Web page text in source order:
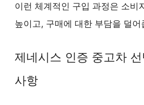
이런 체계적인 구입 과정은 소비
높이고, 구매에 대한 부담을 덜어
제네시스 인증 중고차
사항